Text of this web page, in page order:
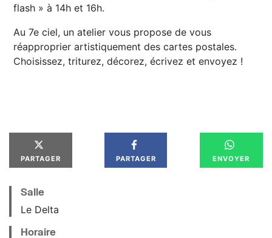
flash » à 14h et 16h.
Au 7e ciel, un atelier vous propose de vous
réapproprier artistiquement des cartes postales.
Choisissez, triturez, décorez, écrivez et envoyez !
PARTAGER PARTAGER ENVOYER
Salle
Le Delta
Horaire